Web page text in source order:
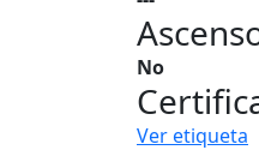
No
Ver etiqueta